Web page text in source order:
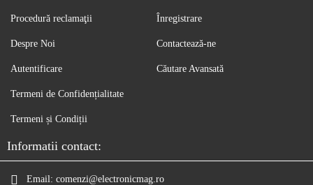
Procedură reclamaţii
Despre Noi
Autentificare
Înregistrare
Contactează-ne
Căutare Avansată
Termeni de Confidențialitate
Termeni și Condiții
Informatii contact:
Email: comenzi@electronicmag.ro